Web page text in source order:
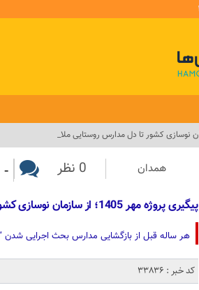
همدان 0 نظر -
پیگیری پروژه مهر 1405؛ از سازمان نوسازی کشور تا دل مدارس روستایی ملایر
هر ساله قبل از بازگشایی مدارس بحث اجرایی شدن
کد خبر : 33836